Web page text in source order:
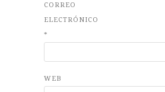
CORREO
ELECTRÓNICO
*
WEB